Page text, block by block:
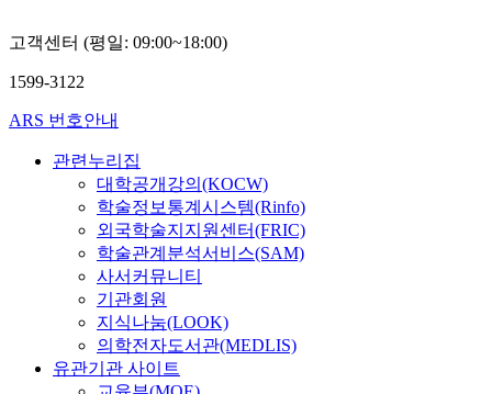
고객센터 (평일: 09:00~18:00)
1599-3122
ARS 번호안내
관련누리집
대학공개강의(KOCW)
학술정보통계시스템(Rinfo)
외국학술지지원센터(FRIC)
학술관계분석서비스(SAM)
사서커뮤니티
기관회원
지식나눔(LOOK)
의학전자도서관(MEDLIS)
유관기관 사이트